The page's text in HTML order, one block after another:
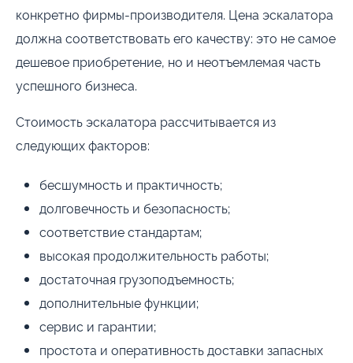
конкретно фирмы-производителя. Цена эскалатора
должна соответствовать его качеству: это не самое
дешевое приобретение, но и неотъемлемая часть
успешного бизнеса.
Стоимость эскалатора рассчитывается из
следующих факторов:
бесшумность и практичность;
долговечность и безопасность;
соответствие стандартам;
высокая продолжительность работы;
достаточная грузоподъемность;
дополнительные функции;
сервис и гарантии;
простота и оперативность доставки запасных